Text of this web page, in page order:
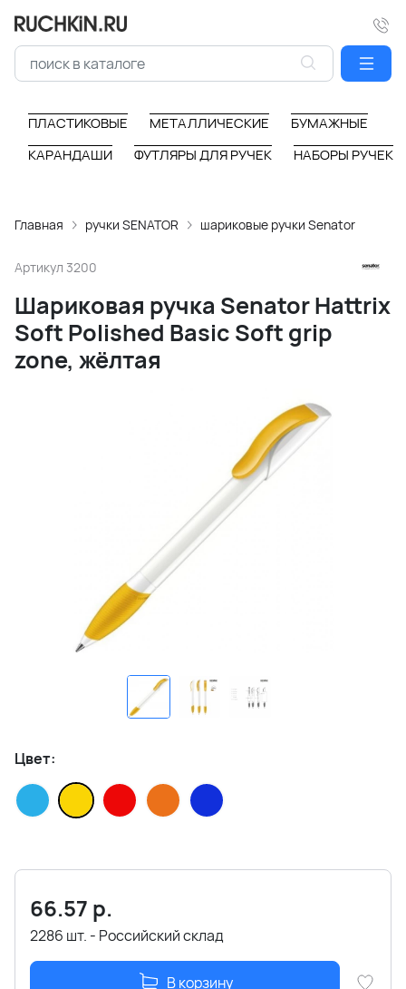
ПЛАСТИКОВЫЕ МЕТАЛЛИЧЕСКИЕ
БУМАЖНЫЕ
КАРАНДАШИ
ФУТЛЯРЫ ДЛЯ РУЧЕК НАБОРЫ РУЧЕК
Главная ручки SENATOR шариковые ручки Senator
Артикул 3200
Шариковая ручка Senator Hattrix
Soft Polished Basic Soft grip
zone, жёлтая
Цвет:
66.57 р.
2286 шт. - Российский склад
В корзину